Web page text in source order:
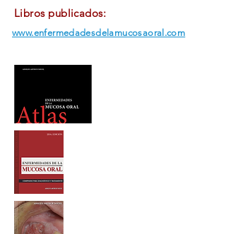
Libros publicados:
www.enfermedadesdelamucosaoral.com